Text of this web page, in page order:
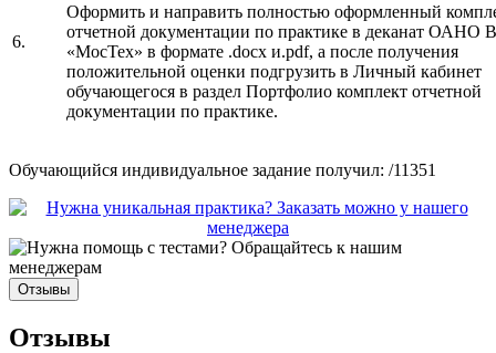
6.
Оформить и направить полностью оформленный
отчетной документации по практике в деканат ОАНО
«МосТех» в формате .docx и.pdf, а после получения
положительной оценки подгрузить в Личный кабинет
обучающегося в раздел Портфолио комплект отчетной
документации по практике.
Обучающийся индивидуальное задание получил: /11351
Отзывы
Отзывы